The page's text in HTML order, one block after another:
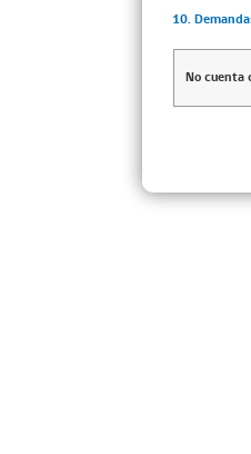
10.
No cuenta